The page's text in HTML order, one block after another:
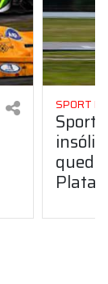
SPORT
Sport
Plata